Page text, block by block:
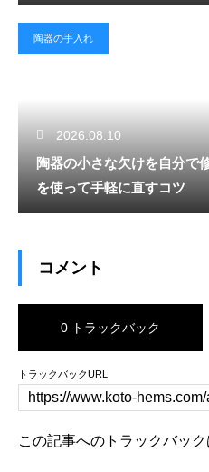
陶器の手入れ
2026.08.10
陶器の小さな欠けを自分で
を使って手軽に直すコツ
コメント
0 トラックバック
トラックバックURL
この記事へのトラックバック